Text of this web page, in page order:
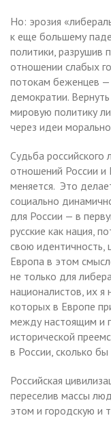
Но: эрозия
к еще большему
политики, разрушив
отношении слабых
потокам беженцев —
демократии.
мировую политику
через идеи
Судьба
отношений России и
меняется. Это
социально
для России — в
русские как нация,
свою идентичность,
Европа в этом
не только для
националистов, их я
которых в Европе
между настоящим и
исторической
в России, сколько
Российская
переселив массы
этом и городскую и